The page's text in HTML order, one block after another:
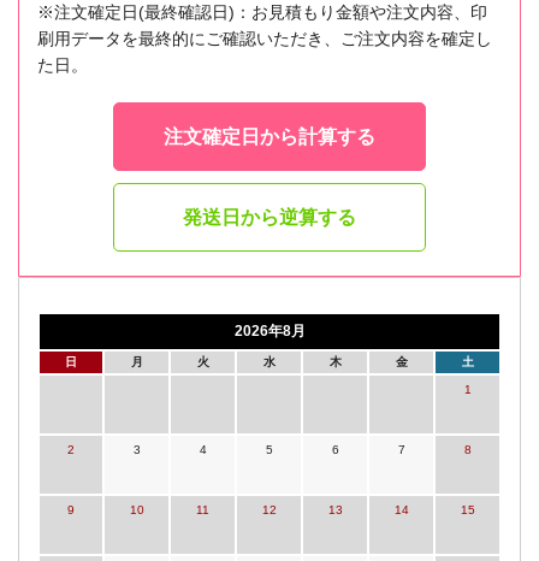
※注文確定日(最終確認日)：お見積もり金額や注文内容、印
刷用データを最終的にご確認いただき、ご注文内容を確定し
た日。
注文確定日から計算する
発送日から逆算する
2026年8月
日 月 火 水 木 金 土
1
2 3 4 5 6 7 8
9 10 11 12 13 14 15